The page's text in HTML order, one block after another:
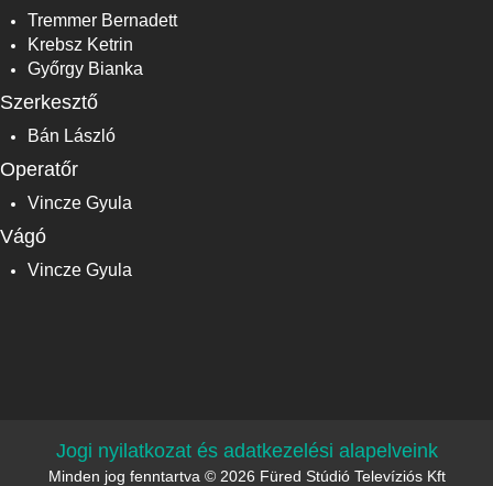
Tremmer Bernadett
Krebsz Ketrin
Győrgy Bianka
Szerkesztő
Bán László
Operatőr
Vincze Gyula
Vágó
Vincze Gyula
Jogi nyilatkozat és adatkezelési alapelveink
Minden jog fenntartva © 2026 Füred Stúdió Televíziós Kft